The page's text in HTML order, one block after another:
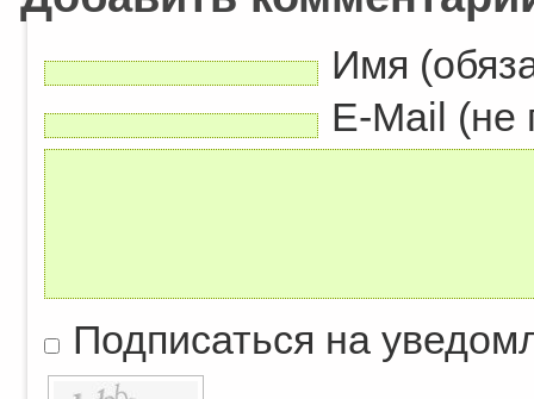
Имя
E-Mail (не
Подписаться на